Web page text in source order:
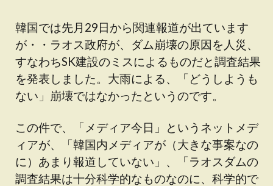
韓国では先月29日から関連報道が出ています
が・・ラオス政府が、ダム崩壊の原因を人災、
すなわちSK建設のミスによるものだと調査結果
を発表しました。大雨による、「どうしようも
ない」崩壊ではなかったというのです。
この件で、「メディア今日」というネットメデ
ィアが、「韓国内メディアが（大きな事案なの
に）あまり報道していない」、「ラオスダムの
調査結果は十分科学的なものなのに、科学的で